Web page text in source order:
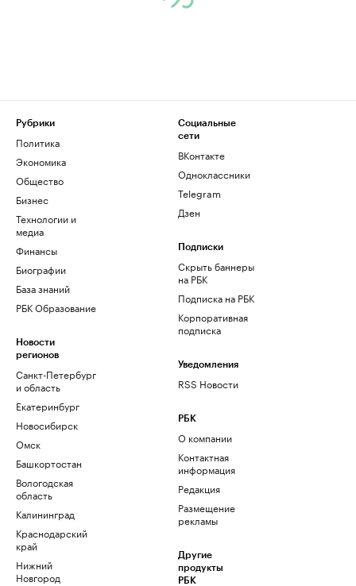
Рубрики
Политика
Экономика
Общество
Бизнес
Технологии и
медиа
Финансы
Биографии
База знаний
РБК Образование
Новости
регионов
Санкт-Петербург
и область
Екатеринбург
Новосибирск
Омск
Башкортостан
Вологодская
область
Калининград
Краснодарский
край
Нижний
Новгород
Социальные
сети
ВКонтакте
Одноклассники
Telegram
Дзен
Подписки
Скрыть баннеры
на РБК
Подписка на РБК
Корпоративная
подписка
Уведомления
RSS Новости
РБК
О компании
Контактная
информация
Редакция
Размещение
рекламы
Другие
продукты
РБК